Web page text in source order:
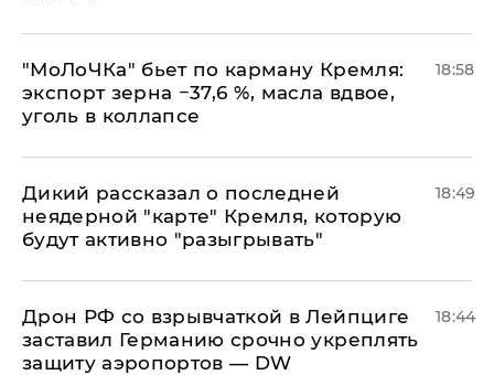
​"МоЛоЧКа" бьет по карману Кремля:
экспорт зерна −37,6 %, масла вдвое,
уголь в коллапсе
18:58
Дикий рассказал о последней
неядерной "карте" Кремля, которую
будут активно "разыгрывать"
18:49
​Дрон РФ со взрывчаткой в Лейпциге
заставил Германию срочно укреплять
защиту аэропортов — DW
18:44